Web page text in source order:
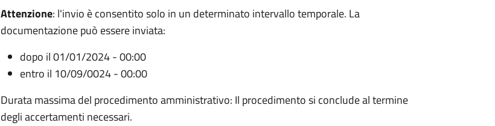
Attenzione: l'invio è consentito solo in un determinato intervallo temporale. La
documentazione può essere inviata:
dopo il 01/01/2024 - 00:00
entro il 10/09/0024 - 00:00
Durata massima del procedimento amministrativo: Il procedimento si conclude al termine
degli accertamenti necessari.